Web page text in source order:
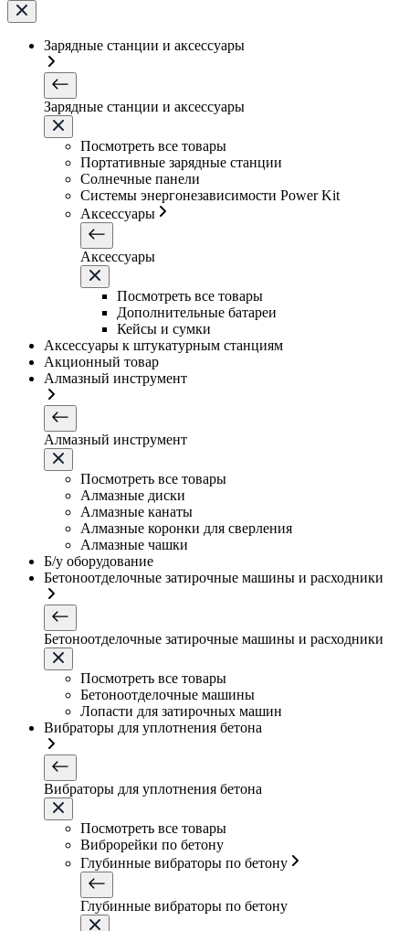
Зарядные станции и аксессуары
Зарядные станции и аксессуары
Посмотреть все товары
Портативные зарядные станции
Солнечные панели
Системы энергонезависимости Power Kit
Аксессуары
Аксессуары
Посмотреть все товары
Дополнительные батареи
Кейсы и сумки
Аксессуары к штукатурным станциям
Акционный товар
Алмазный инструмент
Алмазный инструмент
Посмотреть все товары
Алмазные диски
Алмазные канаты
Алмазные коронки для сверления
Алмазные чашки
Б/у оборудование
Бетоноотделочные затирочные машины и расходники
Бетоноотделочные затирочные машины и расходники
Посмотреть все товары
Бетоноотделочные машины
Лопасти для затирочных машин
Вибраторы для уплотнения бетона
Вибраторы для уплотнения бетона
Посмотреть все товары
Виброрейки по бетону
Глубинные вибраторы по бетону
Глубинные вибраторы по бетону